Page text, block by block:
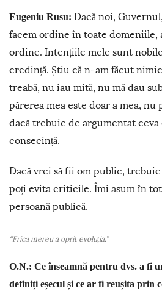
Eugeniu Rusu: Dacă noi,
facem ordine în toate domeniile,
ordine. Intențiile mele sunt
credință. Știu că n-am făcut
treabă, nu iau mită, nu mă dau
părerea mea este doar a mea,
dacă trebuie de argumentat
consecință.
Dacă vrei să fii om public,
poți evita criticile. Îmi asum în
persoană publică.
“Frica mereu a oprit evoluția.”
O.N.: Ce înseamnă pentru dvs. a fi
definiți eșecul și ce ar fi reușita prin